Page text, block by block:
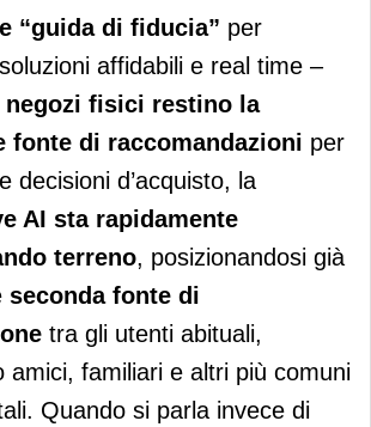
“guida di fiducia” per
affidabili e real time –
negozi fisici restino la
fonte di raccomandazioni per
decisioni d’acquisto, la
AI sta rapidamente
terreno, posizionandosi già
seconda fonte di
tra gli utenti abituali,
amici, familiari e altri più comuni
Quando si parla invece di